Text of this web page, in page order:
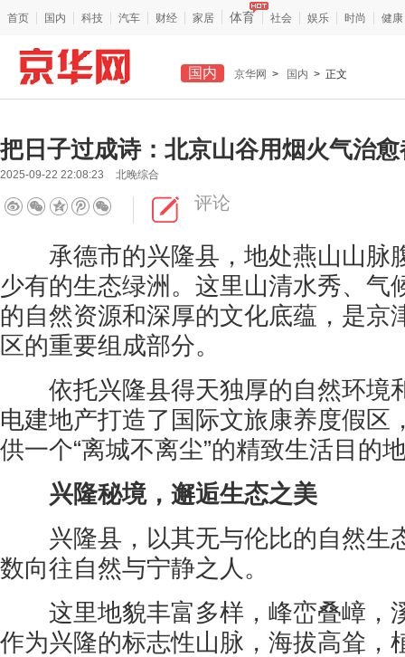
首页 国内 科技 汽车 财经 家居 体育 社会 娱乐 时尚 健康
国内 京华网 > 国内 > 正文
把日子过成诗：北京山谷用烟火气治
2025-09-22 22:08:23 北晚综合
评论
承德市的兴隆县，地处燕山山脉
少有的生态绿洲。这里山清水秀、气
的自然资源和深厚的文化底蕴，是京
区的重要组成部分。
依托兴隆县得天独厚的自然环境
电建地产打造了国际文旅康养度假区
供一个“离城不离尘”的精致生活目的
兴隆秘境，邂逅生态之美
兴隆县，以其无与伦比的自然生
数向往自然与宁静之人。
这里地貌丰富多样，峰峦叠嶂，
作为兴隆的标志性山脉，海拔高耸，